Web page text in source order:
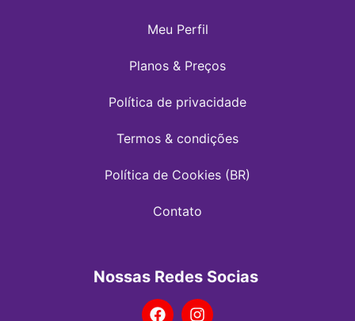
Meu Perfil
Planos & Preços
Política de privacidade
Termos & condições
Política de Cookies (BR)
Contato
Nossas Redes Socias